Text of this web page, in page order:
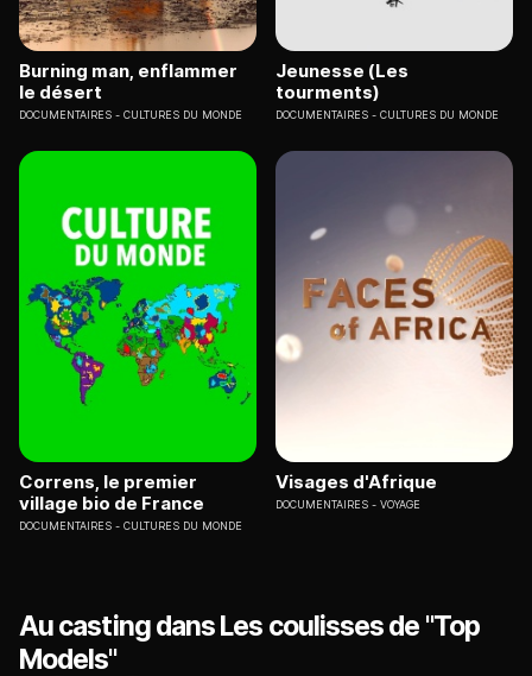
Burning man, enflammer
le désert
DOCUMENTAIRES CULTURES DU MONDE
Jeunesse (Les
tourments)
DOCUMENTAIRES CULTURES DU MONDE
Correns, le premier
village bio de France
DOCUMENTAIRES CULTURES DU MONDE
Visages d'Afrique
DOCUMENTAIRES VOYAGE
Au casting dans Les coulisses de "Top
Models"